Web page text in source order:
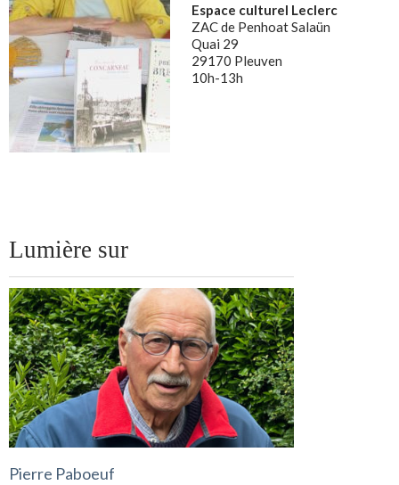
Espace culturel Leclerc
ZAC de Penhoat Salaün
Quai 29
29170 Pleuven
10h-13h
Lumière sur
Pierre Paboeuf